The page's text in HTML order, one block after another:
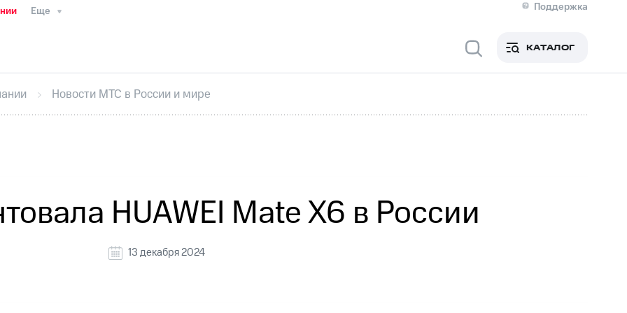
Еще
Поддержка
Медиа-центр
ИнтервьюФинансовая отчетностьКонтактыПригласить спикера
секретарьРаскрытие информации
кабинет акционераАкционерный капиталКонтроль и аудитРынок акций
КАТАЛОГ
Новости МТС в России и мире
HUAWEI Mate X6 в России
13 декабря 2024